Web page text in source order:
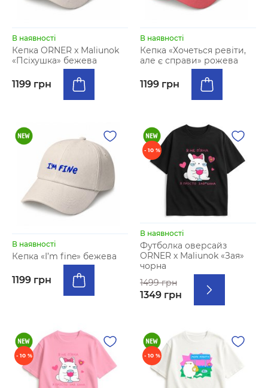
В наявності
Кепка ORNER x Maliunok
«Псіхушка» бежева
1199 грн
В наявності
Кепка «Хочеться ревіти,
але є справи» рожева
1199 грн
В наявності
Кепка «I’m fine» бежева
1199 грн
- 10 %
В наявності
Футболка оверсайз
ORNER х Maliunok «Зая»
чорна
1499 грн
1349 грн
- 10 % - 10 %